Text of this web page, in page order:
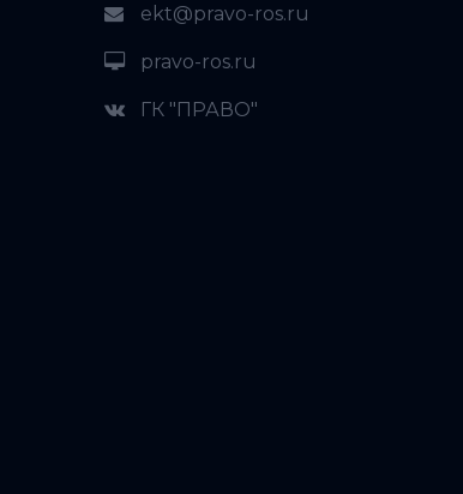
ekt@pravo-ros.ru
pravo-ros.ru
ГК "ПРАВО"